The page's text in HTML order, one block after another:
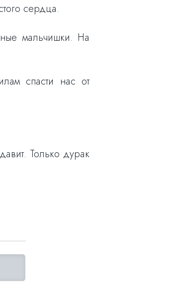
сердца.
мальчишки. На
спасти нас от
Только дурак